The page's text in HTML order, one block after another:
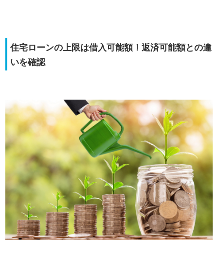
住宅ローンの上限は借入可能額！返済可能額との違
いを確認